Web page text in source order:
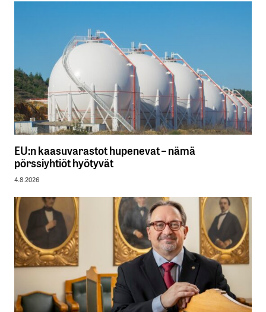
EU:n kaasuvarastot hupenevat – nämä
pörssiyhtiöt hyötyvät
4.8.2026